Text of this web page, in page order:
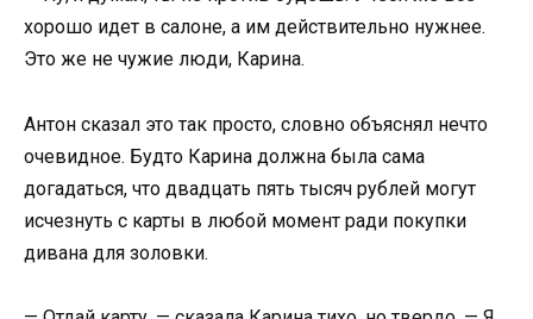
хорошо идет в салоне, а им действительно нужнее.
Это же не чужие люди, Карина.
Антон сказал это так просто, словно объяснял нечто
очевидное. Будто Карина должна была сама
догадаться, что двадцать пять тысяч рублей могут
исчезнуть с карты в любой момент ради покупки
дивана для золовки.